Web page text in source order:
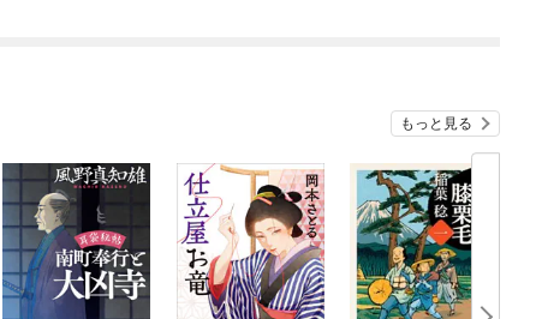
もっと見る